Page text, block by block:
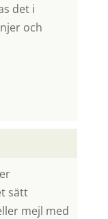
det i
och
sätt
mejl med